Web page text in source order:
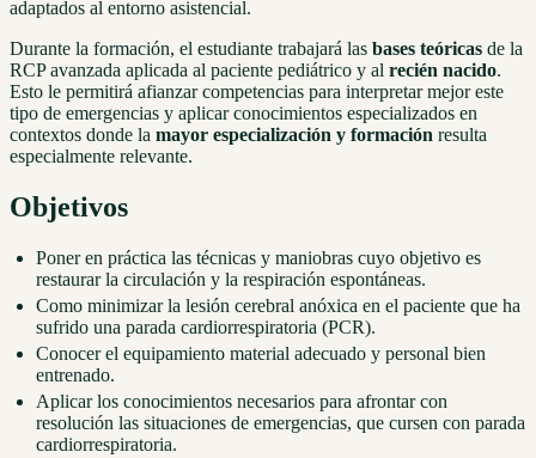
adaptados al entorno asistencial.
Durante la formación, el estudiante trabajará las bases teóricas de la
RCP avanzada aplicada al paciente pediátrico y al recién nacido.
Esto le permitirá afianzar competencias para interpretar mejor este
tipo de emergencias y aplicar conocimientos especializados en
contextos donde la mayor especialización y formación resulta
especialmente relevante.
Objetivos
Poner en práctica las técnicas y maniobras cuyo objetivo es
restaurar la circulación y la respiración espontáneas.
Como minimizar la lesión cerebral anóxica en el paciente que ha
sufrido una parada cardiorrespiratoria (PCR).
Conocer el equipamiento material adecuado y personal bien
entrenado.
Aplicar los conocimientos necesarios para afrontar con
resolución las situaciones de emergencias, que cursen con parada
cardiorrespiratoria.